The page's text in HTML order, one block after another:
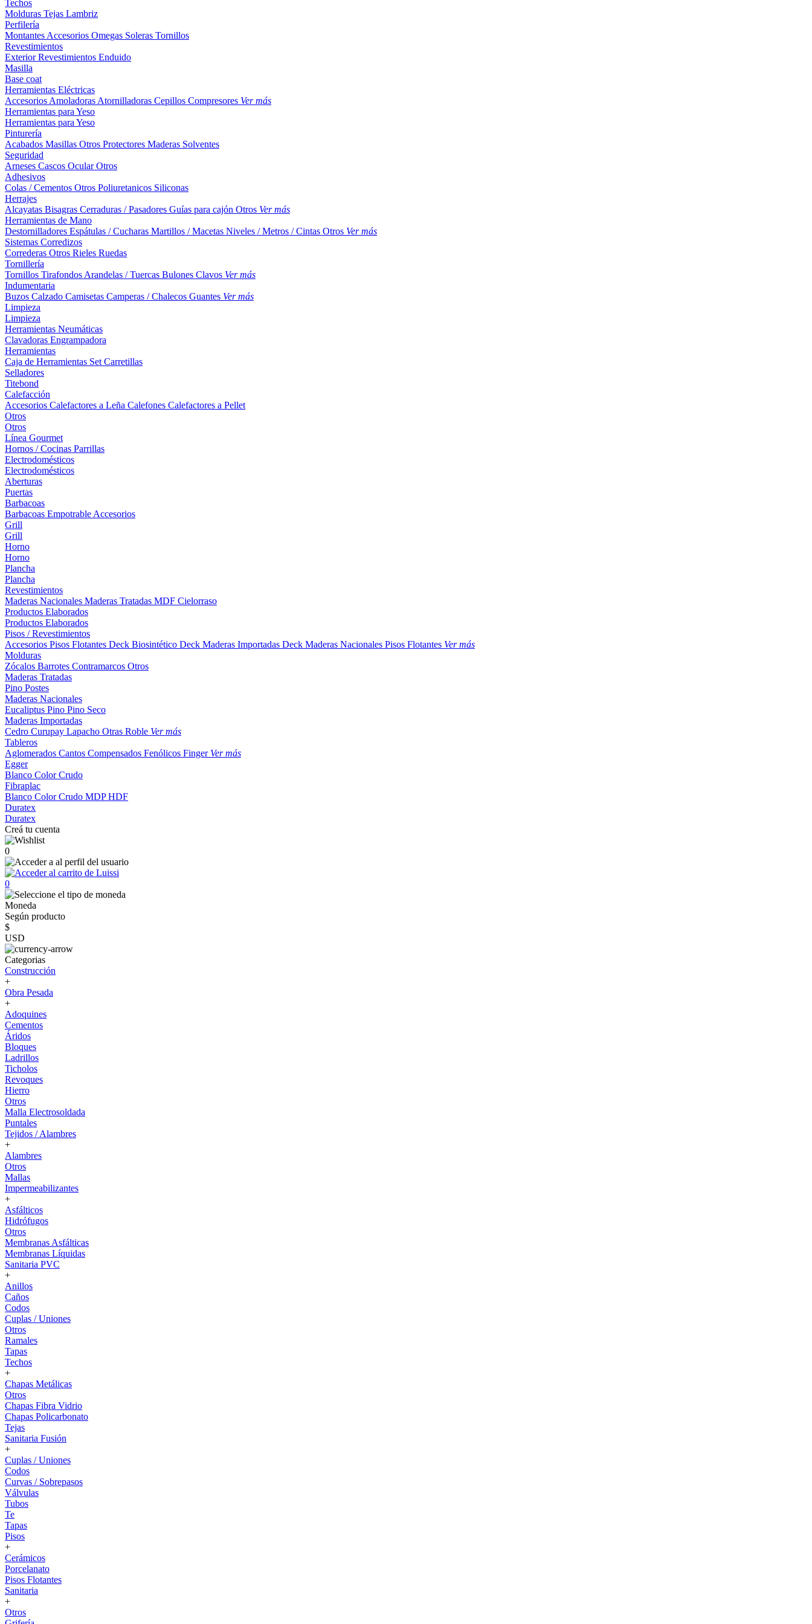
Techos
Molduras Tejas Lambriz
Perfilería
Montantes Accesorios Omegas Soleras Tornillos
Revestimientos
ExteriorRevestimientos Enduido
Masilla
Base coat
Herramientas Eléctricas
Accesorios Amoladoras Atornilladoras Cepillos Compresores Ver más
Herramientas para Yeso
Herramientas para Yeso
Pinturería
Acabados Masillas Otros Protectores Maderas Solventes
Seguridad
Arneses Cascos OcularOtros
Adhesivos
Colas / Cementos Otros Poliuretanicos Siliconas
Herrajes
Alcayatas Bisagras Cerraduras / Pasadores Guías para cajón Otros Ver más
Herramientas de Mano
Destornilladores Espátulas / Cucharas Martillos / Macetas Niveles / Metros / Cintas Otros Ver más
Sistemas Corredizos
Correderas Otros Rieles Ruedas
Tornillería
Tornillos Tirafondos Arandelas / Tuercas Bulones Clavos Ver más
Indumentaria
Buzos Calzado Camisetas Camperas / Chalecos Guantes Ver más
Limpieza
Limpieza
Herramientas Neumáticas
Clavadoras Engrampadora
Herramientas
Caja de Herramientas Set Carretillas
Selladores
Titebond
Calefacción
Accesorios Calefactores a Leña Calefones Calefactores a Pellet
Otros
Otros
Línea Gourmet
Hornos / Cocinas Parrillas
Electrodomésticos
Electrodomésticos
Aberturas
Puertas
Barbacoas
Barbacoas Empotrable Accesorios
Grill
Grill
Horno
Horno
Plancha
Plancha
Revestimientos
Maderas Nacionales Maderas Tratadas MDF Cielorraso
Productos Elaborados
Productos Elaborados
Pisos / Revestimientos
Accesorios Pisos Flotantes Deck Biosintético Deck Maderas Importadas Deck Maderas Nacionales Pisos Flotantes Ver más
Molduras
Zócalos Barrotes Contramarcos Otros
Maderas Tratadas
Pino Postes
Maderas Nacionales
Eucaliptus Pino Pino Seco
Maderas Importadas
Cedro Curupay Lapacho Otras Roble Ver más
Tableros
Aglomerados Cantos Compensados Fenólicos Finger Ver más
Egger
Blanco ColorCrudo
Fibraplac
Blanco ColorCrudo MDPHDF
Duratex
Duratex
Creá tu cuenta
0
0
Moneda
Según producto
$
USD
Categorias
Construcción
+
Obra Pesada
+
Adoquines
Cementos
Áridos
Bloques
Ladrillos
Ticholos
Revoques
Hierro
Otros
Malla Electrosoldada
Puntales
Tejidos / Alambres
+
Alambres
Otros
Mallas
Impermeabilizantes
+
Asfálticos
Hidrófugos
Otros
Membranas Asfálticas
Membranas Líquidas
Sanitaria PVC
+
Anillos
Caños
Codos
Cuplas / Uniones
Otros
Ramales
Tapas
Techos
+
Chapas Metálicas
Otros
Chapas Fibra Vidrio
Chapas Policarbonato
Tejas
Sanitaria Fusión
+
Cuplas / Uniones
Codos
Curvas / Sobrepasos
Válvulas
Tubos
Te
Tapas
Pisos
+
Cerámicos
Porcelanato
Pisos Flotantes
Sanitaria
+
Otros